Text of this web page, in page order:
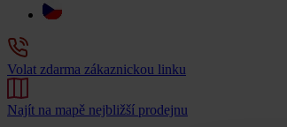
Volat zdarma zákaznickou linku
Najít na mapě nejbližší prodejnu